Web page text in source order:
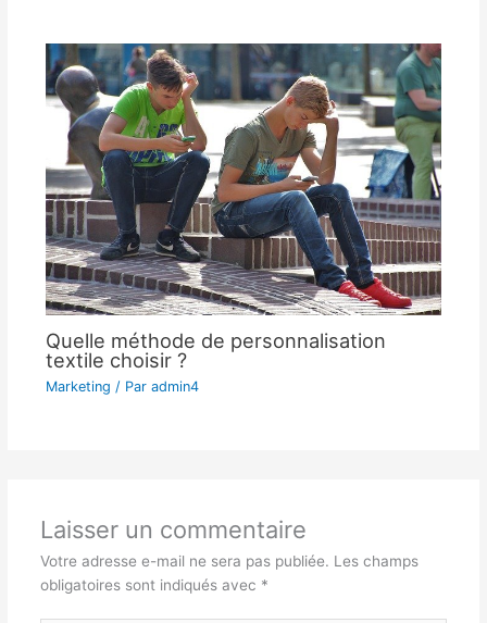
Quelle méthode de personnalisation
textile choisir ?
Marketing / Par admin4
Laisser un commentaire
Votre adresse e-mail ne sera pas publiée. Les champs
obligatoires sont indiqués avec *